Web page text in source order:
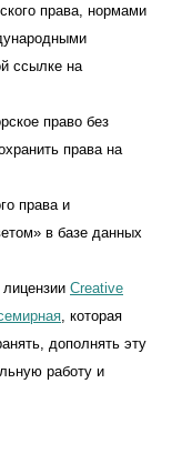
права, нормами
ссылке на
право без
права на
права и
в базе данных
Creative
, которая
дополнять эту
работу и